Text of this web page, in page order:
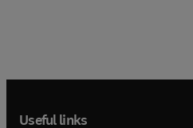
Useful links